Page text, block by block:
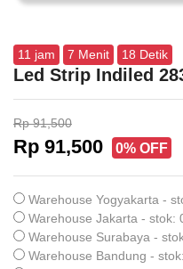
11 jam 7 Menit 17 Detik
Led Strip Indiled
Rp 91,500
Rp 91,500 0% OFF
Warehouse Yogyakarta -
Warehouse Jakarta - stok:
Warehouse Surabaya -
Warehouse Bandung -